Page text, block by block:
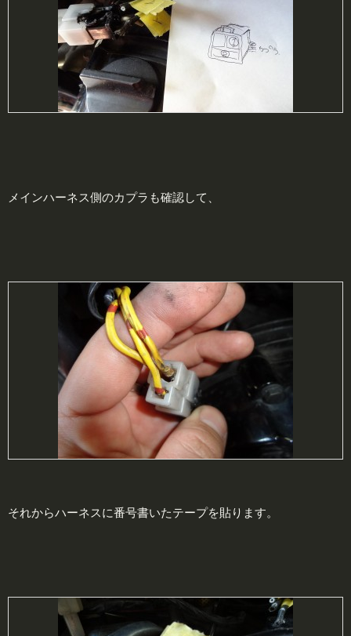
メインハーネス側のカプラも確認して、
それからハーネスに番号書いたテープを貼ります。